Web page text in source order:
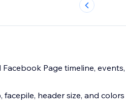
Page timeline,
header size, and